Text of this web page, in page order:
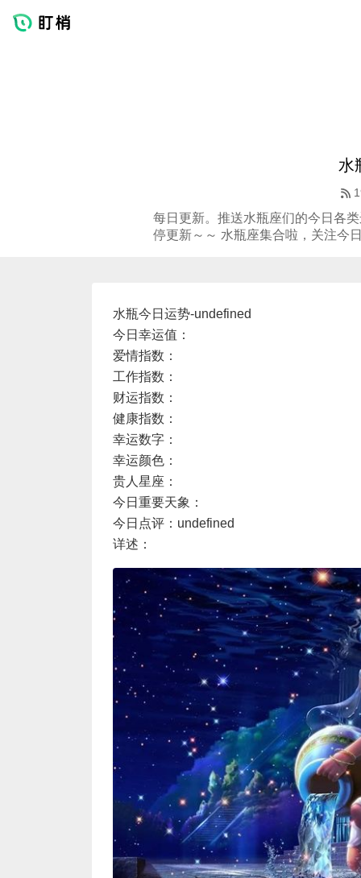
水
每日更新。推送水瓶座们的今日各
停更新～～ 水瓶座集合啦，关注今
水瓶今日运势-undefined
今日幸运值：
爱情指数：
工作指数：
财运指数：
健康指数：
幸运数字：
幸运颜色：
贵人星座：
今日重要天象：
今日点评：undefined
详述：